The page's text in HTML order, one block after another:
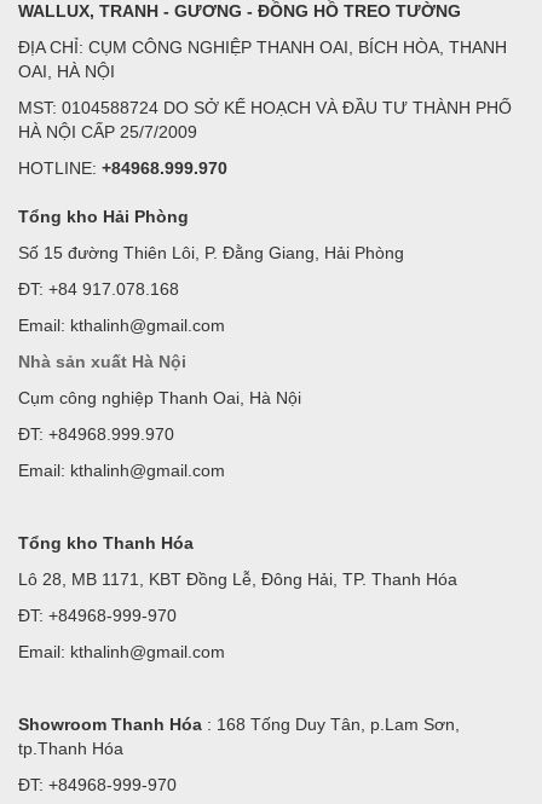
WALLUX, TRANH - GƯƠNG - ĐỒNG HỒ TREO TƯỜNG
ĐỊA CHỈ: CỤM CÔNG NGHIỆP THANH OAI, BÍCH HÒA, THANH
OAI, HÀ NỘI
MST: 0104588724 DO SỞ KẾ HOẠCH VÀ ĐẦU TƯ THÀNH PHỐ
HÀ NỘI CẤP 25/7/2009
HOTLINE: +84968.999.970
Tổng kho Hải Phòng
Số 15 đường Thiên Lôi, P. Đằng Giang, Hải Phòng
ĐT: +84 917.078.168
Email: kthalinh@gmail.com
Nhà sản xuất Hà Nội
Cụm công nghiệp Thanh Oai, Hà Nội
ĐT: +84968.999.970
Email: kthalinh@gmail.com
Tổng kho Thanh Hóa
Lô 28, MB 1171, KBT Đồng Lễ, Đông Hải, TP. Thanh Hóa
ĐT: +84968-999-970
Email: kthalinh@gmail.com
Showroom Thanh Hóa : 168 Tống Duy Tân, p.Lam Sơn,
tp.Thanh Hóa
ĐT: +84968-999-970